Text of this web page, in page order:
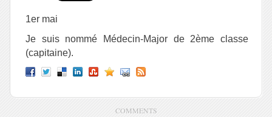
1er mai
Je suis nommé Médecin-Major de 2ème classe
(capitaine).
COMMENTS